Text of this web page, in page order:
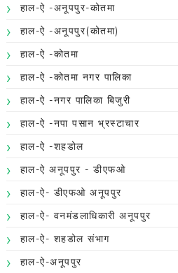
हाल-ऐ -अनूपपुर-कोतमा
हाल-ऐ -अनूपपुर(कोतमा)
हाल-ऐ -कोतमा
हाल-ऐ -कोतमा नगर पालिका
हाल-ऐ -नगर पालिका बिजुरी
हाल-ऐ -नपा पसान भ्रस्टाचार
हाल-ऐ -शहडोल
हाल-ऐ अनूपपुर - डीएफओ
हाल-ऐ- डीएफओ अनूपपुर
हाल-ऐ- वनमंडलाधिकारी अनूपपुर
हाल-ऐ- शहडोल संभाग
हाल-ऐ-अनूपपुर